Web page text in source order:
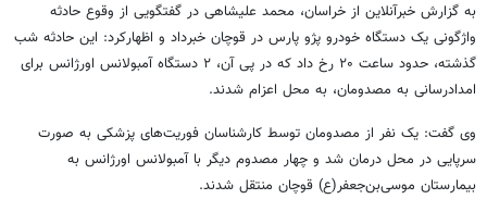
به گزارش خبرآنلاین از خراسان، محمد علیشاهی در گفتگویی از وقوع حادثه
واژگونی یک دستگاه خودرو پژو پارس در قوچان خبرداد و اظهارکرد: این حادثه شب
گذشته، حدود ساعت ۲۰ رخ داد که در پی آن، ۲ دستگاه آمبولانس اورژانس برای
امدادرسانی به مصدومان، به محل اعزام شدند.
وی گفت: یک نفر از مصدومان توسط کارشناسان فوریت‌های پزشکی به صورت
سرپایی در محل درمان شد و چهار مصدوم دیگر با آمبولانس اورژانس به
بیمارستان موسی‌بن‌جعفر(ع) قوچان منتقل شدند.